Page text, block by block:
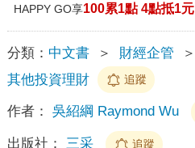
HAPPY GO享100累1點 4點抵1元
分類： 中文書 ＞ 財經企管 ＞
其他投資理財
追蹤
作者： 吳紹綱 Raymond Wu
出版社： 三采 追蹤